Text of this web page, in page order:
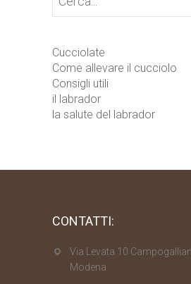
Cucciolate
Come allevare il cucciolo
Consigli utili
il labrador
la salute del labrador
CONTATTI:
Via Levata 10
Modena